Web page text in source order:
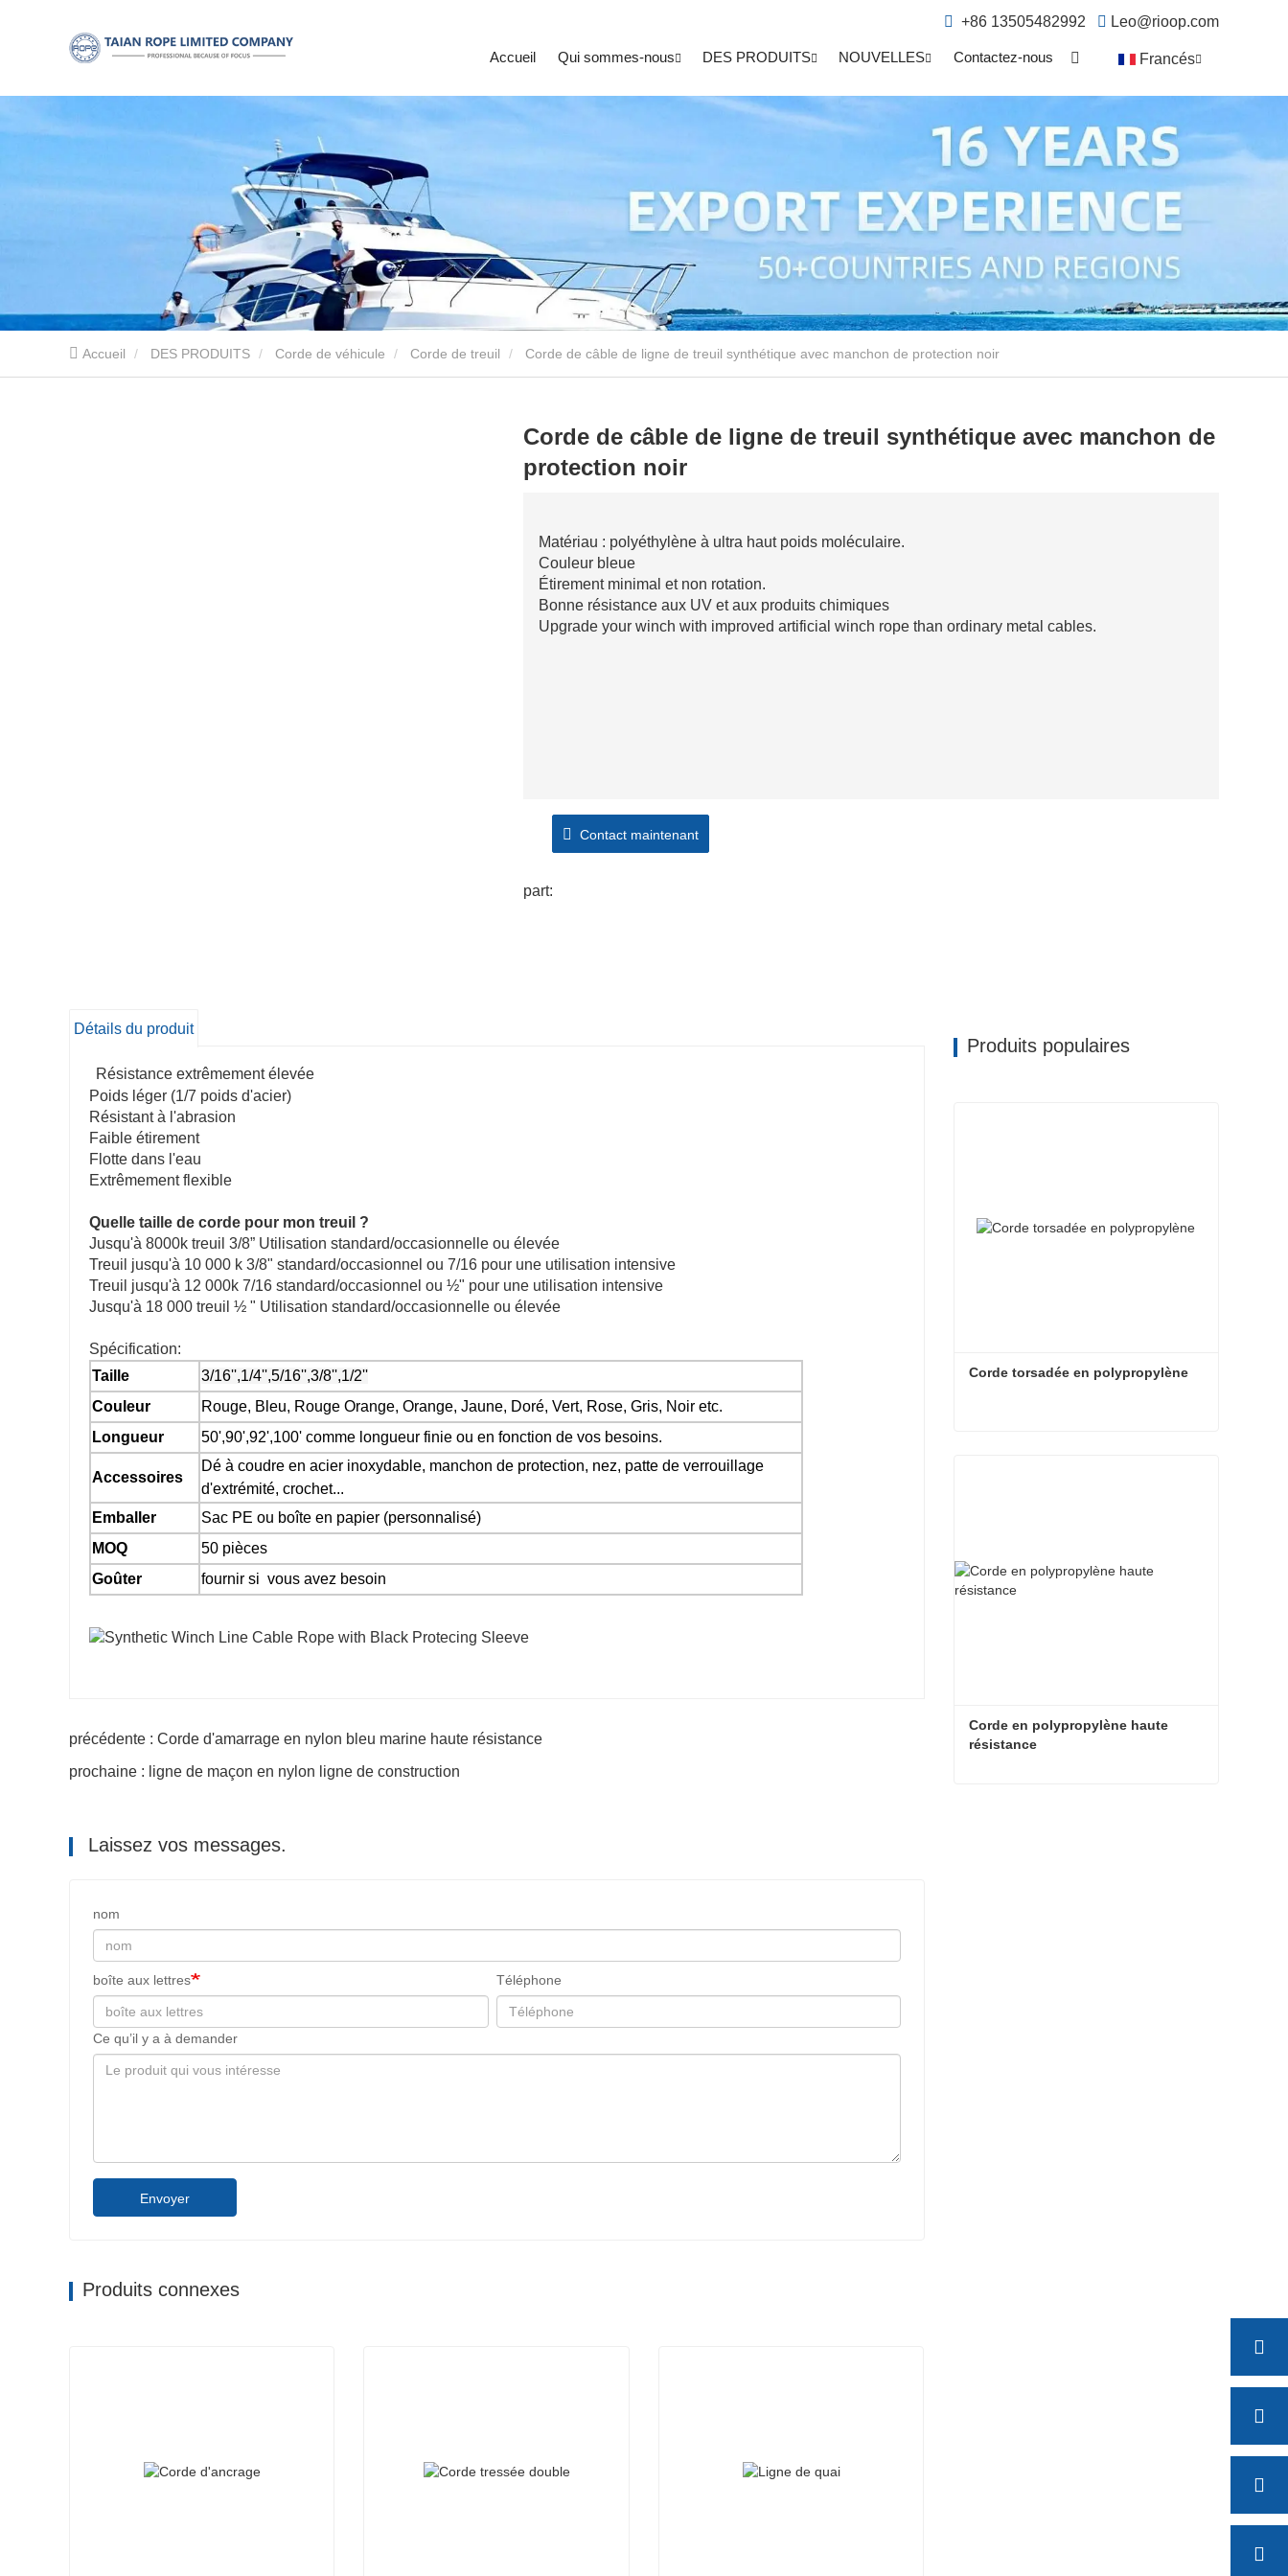
+86 13505482992 Leo@rioop.com
Accueil Qui sommes-nous DES PRODUITS NOUVELLES Contactez-nous Francés
Accueil DES PRODUITS Corde de véhicule Corde de treuil Corde de câble de ligne de treuil synthétique avec manchon de protection noir
Corde de câble de ligne de treuil synthétique avec manchon de
protection noir
Matériau : polyéthylène à ultra haut poids moléculaire.
Couleur bleue
Étirement minimal et non rotation.
Bonne résistance aux UV et aux produits chimiques
Upgrade your winch with improved artificial winch rope than ordinary metal cables.
Contact maintenant
part:
Détails du produit
Résistance extrêmement élevée
Poids léger (1/7 poids d'acier)
Résistant à l'abrasion
Faible étirement
Flotte dans l'eau
Extrêmement flexible
Quelle taille de corde pour mon treuil ?
Jusqu'à 8000k treuil 3/8” Utilisation standard/occasionnelle ou élevée
Treuil jusqu'à 10 000 k 3/8" standard/occasionnel ou 7/16 pour une utilisation intensive
Treuil jusqu'à 12 000k 7/16 standard/occasionnel ou ½" pour une utilisation intensive
Jusqu'à 18 000 treuil ½ " Utilisation standard/occasionnelle ou élevée
Spécification:
Taille
3/16'',1/4'',5/16'',3/8'',1/2''
Couleur
Rouge, Bleu, Rouge Orange, Orange, Jaune, Doré, Vert, Rose, Gris, Noir etc.
Longueur
50',90',92',100' comme longueur finie ou en fonction de vos besoins.
Accessoires
Dé à coudre en acier inoxydable, manchon de protection, nez, patte de verrouillage
d'extrémité, crochet...
Emballer
Sac PE ou boîte en papier (personnalisé)
MOQ
50 pièces
Goûter
fournir si vous avez besoin
précédente : Corde d'amarrage en nylon bleu marine haute résistance
prochaine : ligne de maçon en nylon ligne de construction
Laissez vos messages.
nom
boîte aux lettres Téléphone
Ce qu’il y a à demander
Envoyer
Produits connexes
Produits populaires
Corde torsadée en polypropylène
Corde en polypropylène haute
résistance